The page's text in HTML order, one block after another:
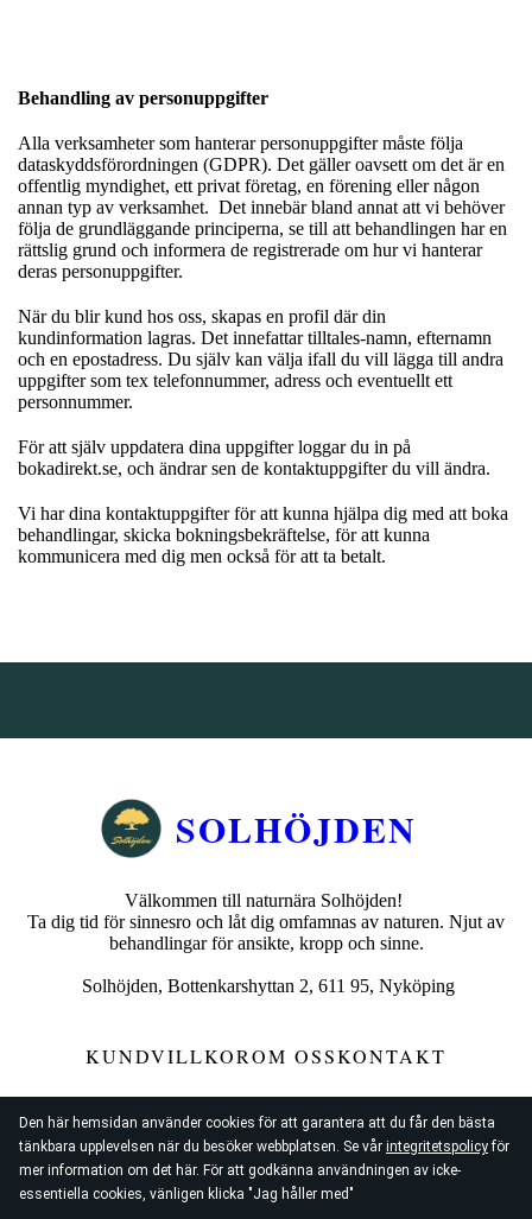
Den här hemsidan använder cookies för att garantera att du får den bästa
tänkbara upplevelsen när du besöker webbplatsen. Se vår integritetspolicyför
mer information om det här. För att godkänna användningen av icke-
essentiella cookies, vänligen klicka "Jag håller med"
Behandling av personuppgifter
Alla verksamheter som hanterar personuppgifter måste följa
dataskyddsförordningen (GDPR). Det gäller oavsett om det är en
offentlig myndighet, ett privat företag, en förening eller någon
annan typ av verksamhet. Det innebär bland annat att vi behöver
följa de grundläggande principerna, se till att behandlingen har en
rättslig grund och informera de registrerade om hur vi hanterar
deras personuppgifter.
När du blir kund hos oss, skapas en profil där din
kundinformation lagras. Det innefattar tilltales-namn, efternamn
och en epostadress. Du själv kan välja ifall du vill lägga till andra
uppgifter som tex telefonnummer, adress och eventuellt ett
personnummer.
För att själv uppdatera dina uppgifter loggar du in på
bokadirekt.se, och ändrar sen de kontaktuppgifter du vill ändra.
Vi har dina kontaktuppgifter för att kunna hjälpa dig med att boka
behandlingar, skicka bokningsbekräftelse, för att kunna
kommunicera med dig men också för att ta betalt.
SOLHÖJDEN
Välkommen till naturnära Solhöjden!
Ta dig tid för sinnesro och låt dig omfamnas av naturen. Njut av
behandlingar för ansikte, kropp och sinne.
Solhöjden, Bottenkarshyttan 2, 611 95, Nyköping
KUNDVILLKOROM OSSKONTAKT